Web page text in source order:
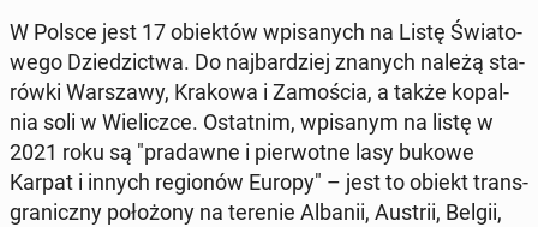
W Polsce jest 17 obiek­tów wpi­sa­nych na Listę Świa­to­
we­go Dzie­dzic­twa. Do naj­bar­dziej znanych należą sta­
rów­ki War­sza­wy, Krakowa i Za­mo­ścia, a także ko­pal­
nia soli w Wie­licz­ce. Ostat­nim, wpi­sa­nym na listę w
2021 roku są "pra­daw­ne i pier­wot­ne lasy bukowe
Karpat i innych re­gio­nów Europy" – jest to obiekt trans­
gra­nicz­ny po­ło­żo­ny na terenie Albanii, Austrii, Belgii,